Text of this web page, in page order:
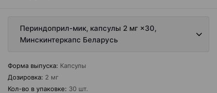
Периндоприл-мик, капсулы 2 мг ×30,
Минскинтеркапс Беларусь
Форма выпуска: Капсулы
Дозировка: 2 мг
Кол-во в упаковке: 30 шт.